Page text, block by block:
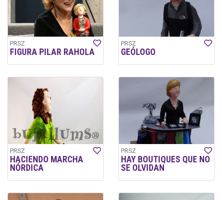
PRSZ
FIGURA PILAR RAHOLA
PRSZ
GEÓLOGO
PRSZ
HACIENDO MARCHA
NÓRDICA
PRSZ
HAY BOUTIQUES QUE NO
SE OLVIDAN